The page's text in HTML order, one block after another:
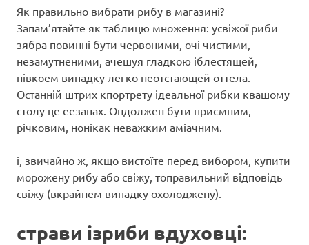
Як правильно вибрати рибу в магазині?
Запам’ятайте як таблицю множення: усвіжої риби
зябра повинні бути червоними, очі чистими,
незамутненими, ачешуя гладкою іблестящей,
нівкоем випадку легко неотстающей оттела.
Останній штрих кпортрету ідеальної рибки квашому
столу це еезапах. Ондолжен бути приємним,
річковим, нонікак неважким аміачним.
і, звичайно ж, якщо вистоїте перед вибором, купити
морожену рибу або свіжу, топравильний відповідь
свіжу (вкрайнем випадку охолоджену).
страви ізриби вдуховці: